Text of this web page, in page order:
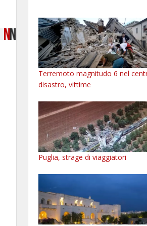
Terremoto magnitudo 6 nel
disastro, vittime
Puglia, strage di viaggiatori